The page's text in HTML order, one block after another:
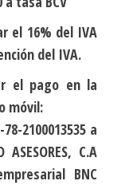
el 16% del IVA
del IVA.
el pago en la
móvil:
2100013535 a
C.A
BNC